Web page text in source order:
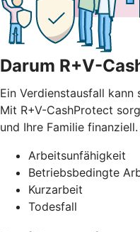
Darum R+V-
Ein Verdienstausfall kann
Mit R+V-CashProtect
und Ihre Familie
Arbeitsunfähigkeit
Betriebsbedingte
Kurzarbeit
Todesfall